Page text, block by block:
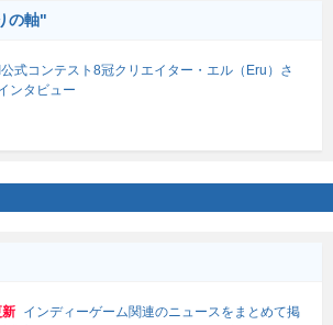
の軸"
公式コンテスト8冠クリエイター・エル（Eru）さ
ンタビュー
インディーゲーム関連のニュースをまとめて掲